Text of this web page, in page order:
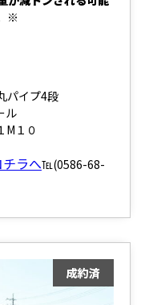
※
パイプ4段
ル
M１０
ラへ℡(0586-68-